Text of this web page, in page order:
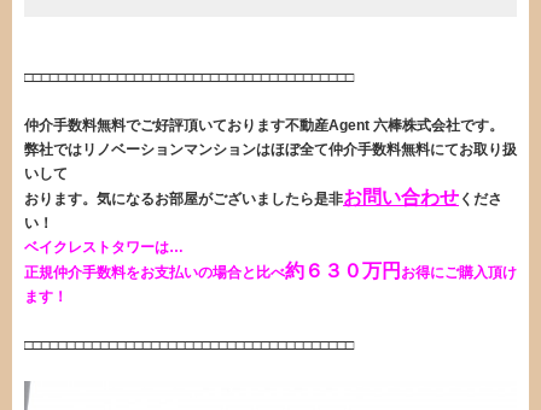
□□□□□□□□□□□□□□□□□□□□□□□□□□□□□□□□□□□□□□□
仲介手数料無料でご好評頂いております不動産Agent 六棒株式会社です。
弊社ではリノベーションマンションはほぼ全て仲介手数料無料にてお取り扱
いして
おります。 気になるお部屋がございましたら是非お問い合わせ くださ
い！
ベイクレストタワーは…
正規仲介手数料をお支払いの場合と比べ約６３０万円 お得にご購入頂け
ます！
□□□□□□□□□□□□□□□□□□□□□□□□□□□□□□□□□□□□□□□